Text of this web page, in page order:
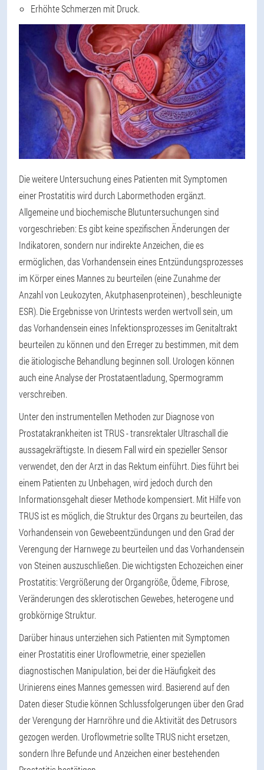
Erhöhte Schmerzen mit Druck.
Die weitere Untersuchung eines Patienten mit Symptomen
einer Prostatitis wird durch Labormethoden ergänzt.
Allgemeine und biochemische Blutuntersuchungen sind
vorgeschrieben: Es gibt keine spezifischen Änderungen der
Indikatoren, sondern nur indirekte Anzeichen, die es
ermöglichen, das Vorhandensein eines Entzündungsprozesses
im Körper eines Mannes zu beurteilen (eine Zunahme der
Anzahl von Leukozyten, Akutphasenproteinen) , beschleunigte
ESR). Die Ergebnisse von Urintests werden wertvoll sein, um
das Vorhandensein eines Infektionsprozesses im Genitaltrakt
beurteilen zu können und den Erreger zu bestimmen, mit dem
die ätiologische Behandlung beginnen soll. Urologen können
auch eine Analyse der Prostataentladung, Spermogramm
verschreiben.
Unter den instrumentellen Methoden zur Diagnose von
Prostatakrankheiten ist TRUS - transrektaler Ultraschall die
aussagekräftigste. In diesem Fall wird ein spezieller Sensor
verwendet, den der Arzt in das Rektum einführt. Dies führt bei
einem Patienten zu Unbehagen, wird jedoch durch den
Informationsgehalt dieser Methode kompensiert. Mit Hilfe von
TRUS ist es möglich, die Struktur des Organs zu beurteilen, das
Vorhandensein von Gewebeentzündungen und den Grad der
Verengung der Harnwege zu beurteilen und das Vorhandensein
von Steinen auszuschließen. Die wichtigsten Echozeichen einer
Prostatitis: Vergrößerung der Organgröße, Ödeme, Fibrose,
Veränderungen des sklerotischen Gewebes, heterogene und
grobkörnige Struktur.
Darüber hinaus unterziehen sich Patienten mit Symptomen
einer Prostatitis einer Uroflowmetrie, einer speziellen
diagnostischen Manipulation, bei der die Häufigkeit des
Urinierens eines Mannes gemessen wird. Basierend auf den
Daten dieser Studie können Schlussfolgerungen über den Grad
der Verengung der Harnröhre und die Aktivität des Detrusors
gezogen werden. Uroflowmetrie sollte TRUS nicht ersetzen,
sondern Ihre Befunde und Anzeichen einer bestehenden